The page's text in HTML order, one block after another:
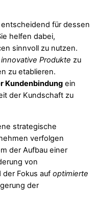
für dessen
helfen dabei,
sinnvoll zu nutzen.
innovative Produkte zu
zu etablieren.
Kundenbindung ein
der Kundschaft zu
strategische
verfolgen
der Aufbau einer
von
Fokus auf optimierte
der